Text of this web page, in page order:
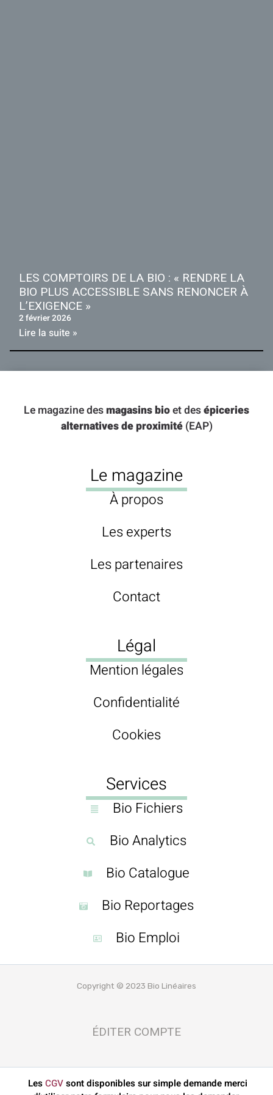
LES COMPTOIRS DE LA BIO : « RENDRE LA
BIO PLUS ACCESSIBLE SANS RENONCER À
L’EXIGENCE »
2 février 2026
Lire la suite »
Le magazine desmagasins bioet desépiceries
alternatives de proximité(EAP)
Le magazine
À propos
Les experts
Les partenaires
Contact
Légal
Mention légales
Confidentialité
Cookies
Services
Bio Fichiers
Bio Analytics
Bio Catalogue
Bio Reportages
Bio Emploi
Copyright © 2023 Bio Linéaires
ÉDITER COMPTE
LesCGVsont disponibles sur simple demande merci